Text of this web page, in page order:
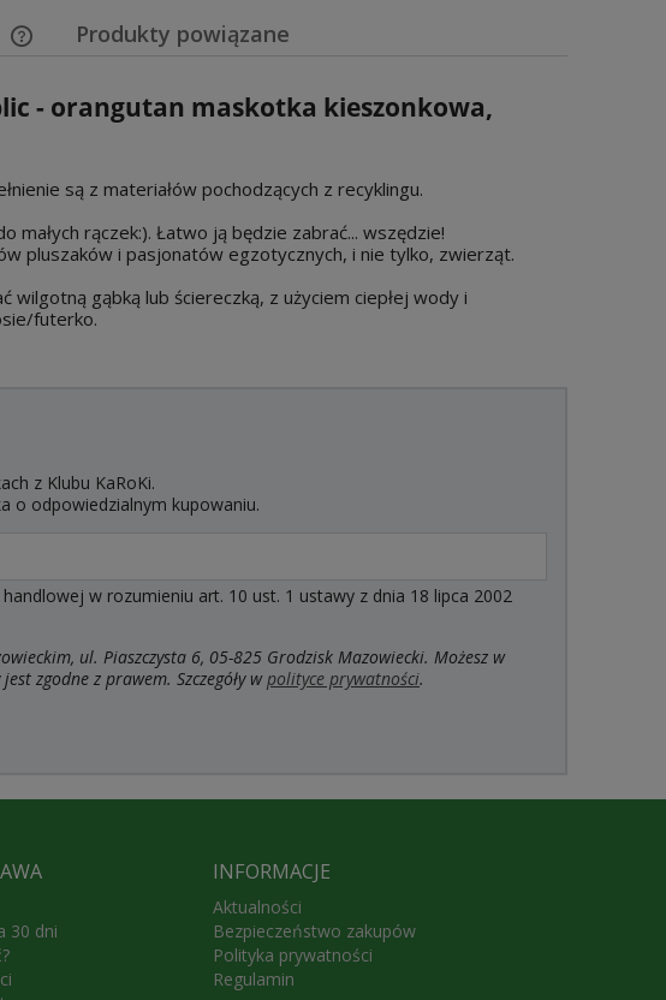
Cena nie zawiera ewentualnych kosztów
płatności
Produkty powiązane
- orangutan maskotka kieszonkowa,
są z materiałów pochodzących z recyklingu.
małych rączek:). Łatwo ją będzie zabrać... wszędzie!
pluszaków i pasjonatów egzotycznych, i nie tylko, zwierząt.
wilgotną gąbką lub ściereczką, z użyciem ciepłej wody i
futerko.
z Klubu KaRoKi.
o odpowiedzialnym kupowaniu.
w rozumieniu art. 10 ust. 1 ustawy z dnia 18 lipca 2002
ul. Piaszczysta 6, 05-825 Grodzisk Mazowiecki. Możesz w
zgodne z prawem. Szczegóły wpolityce prywatności.
30 dni
INFORMACJE
Aktualności
Bezpieczeństwo zakupów
Polityka prywatności
Regulamin